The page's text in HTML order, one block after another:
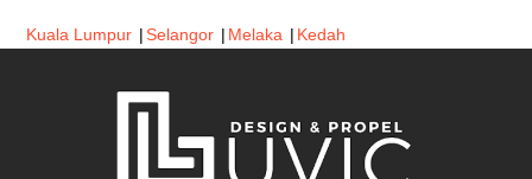
Kuala Lumpur |Selangor | Melaka | Kedah